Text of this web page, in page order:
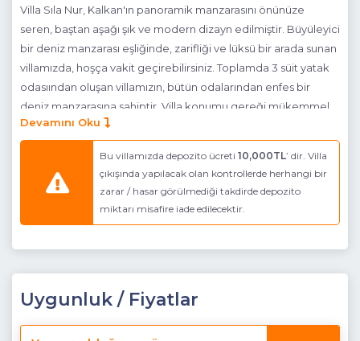
Villa Sıla Nur, Kalkan'ın panoramik manzarasını önünüze
seren, baştan aşağı şık ve modern dizayn edilmiştir. Büyüleyici
bir deniz manzarası eşliğinde, zarifliği ve lüksü bir arada sunan
villamızda, hoşça vakit geçirebilirsiniz. Toplamda 3 süit yatak
odasıından oluşan villamızın, bütün odalarından enfes bir
deniz manzarasına sahiptir. Villa konumu gereği mükemmel
bir manzaraya sahip olmakla birlikte , muhafazakar ailelere ve
balayı çiftlerine de hitap etmektedir. Bütün bir yılın
yorgunluğunu , şehrin gürültüsünden uzakta , doğa ile iç içe
bir lokasyonda üzerinizden atmak istiyorsanız , Villa Sıla
oluşmaktadır.
Tavla, Oyun Parkıbulunmaktadır.
Havuz Katı Terası: Deniz Manzaralı, Güneşlenme alanı, Özel
Devamını Oku
Bu villamızda depozito ücreti 10,000TL’ dir. Villa
çıkışında yapılacak olan kontrollerde herhangi bir
zarar / hasar görülmediği takdirde depozito
miktarı misafire iade edilecektir.
Uygunluk / Fiyatlar